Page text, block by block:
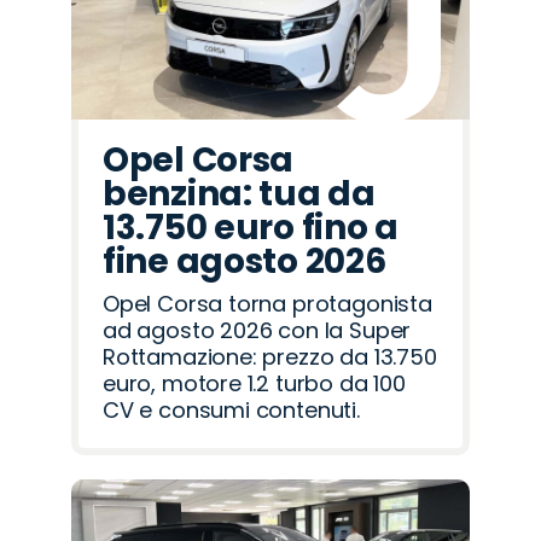
Opel Corsa
benzina: tua da
13.750 euro fino a
fine agosto 2026
Opel Corsa torna protagonista
ad agosto 2026 con la Super
Rottamazione: prezzo da 13.750
euro, motore 1.2 turbo da 100
CV e consumi contenuti.